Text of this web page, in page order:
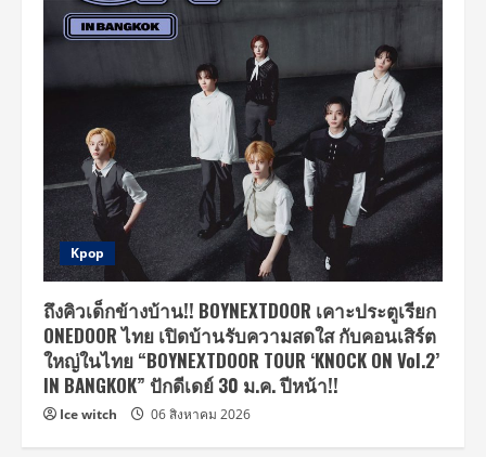
Kpop
ถึงคิวเด็กข้างบ้าน!! BOYNEXTDOOR เคาะประตูเรียก
ONEDOOR ไทย เปิดบ้านรับความสดใส กับคอนเสิร์ต
ใหญ่ในไทย “BOYNEXTDOOR TOUR ‘KNOCK ON Vol.2’
IN BANGKOK” ปักดีเดย์ 30 ม.ค. ปีหน้า!!
Ice witch 06 สิงหาคม 2026